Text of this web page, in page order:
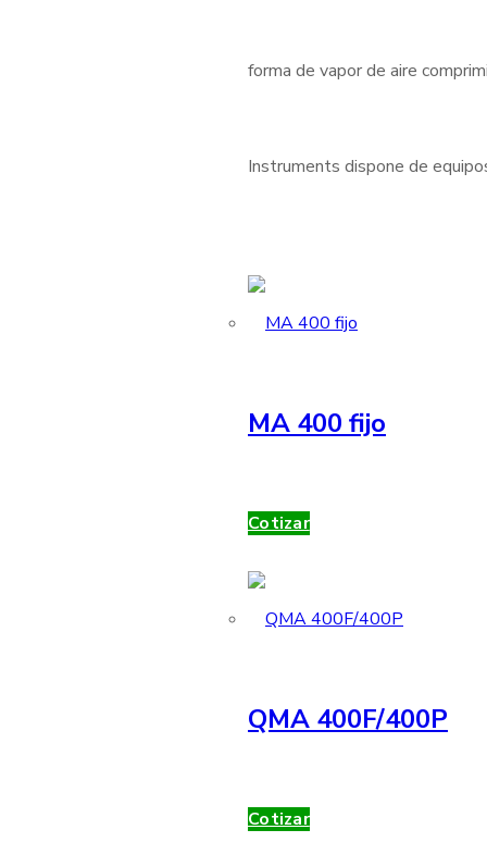
forma de vapor de aire
Instruments dispone de
MA 400 fijo
Cotizar
QMA 400F/400P
Cotizar